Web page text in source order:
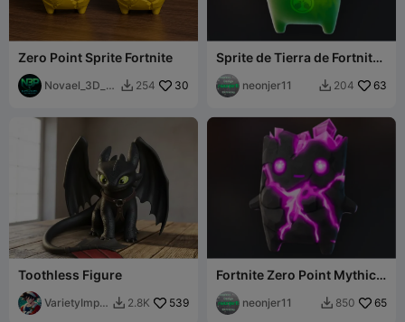
Zero Point Sprite Fortnite
Novael_3D_Pr  254 30
Sprite de Tierra de Fortnite
(2)
neonjer11  204 63
Toothless Figure
VarietyImpr
 2.8K 539
Fortnite Zero Point Mythic
Sprite (15)
neonjer11  850 65